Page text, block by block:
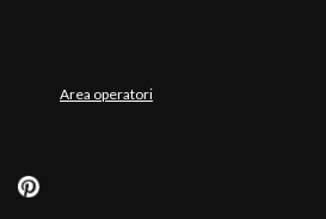
Area operatori